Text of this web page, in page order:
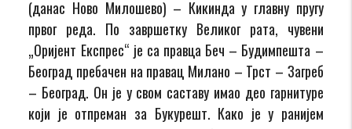
(данас Ново Милошево) – Кикинда у главну пругу
првог реда. По завршетку Великог рата, чувени
„Оријент Експрес“ је са правца Беч – Будимпешта –
Београд пребачен на правац Милано – Трст – Загреб
– Београд. Он је у свом саставу имао део гарнитуре
који је отпреман за Букурешт. Како је у ранијем